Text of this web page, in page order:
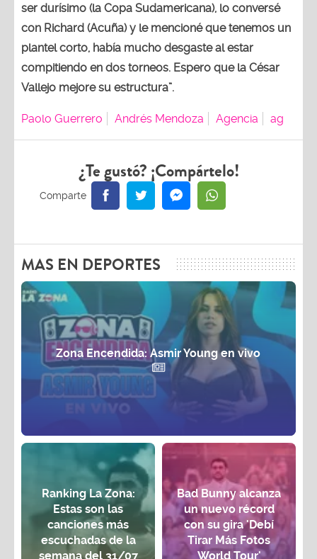
ser durísimo (la Copa Sudamericana), lo conversé
con Richard (Acuña) y le mencioné que tenemos un
plantel corto, había mucho desgaste al estar
compitiendo en dos torneos. Espero que la César
Vallejo mejore su estructura”.
Paolo Guerrero Andrés Mendoza Agencia ag
¿Te gustó? ¡Compártelo!
MAS EN DEPORTES
Zona Encendida: Asmir Young en vivo
Ranking La Zona:
Estas son las
canciones más
escuchadas de la
semana del 31/07
Bad Bunny alcanza
un nuevo récord
con su gira 'Debí
Tirar Más Fotos
World Tour'